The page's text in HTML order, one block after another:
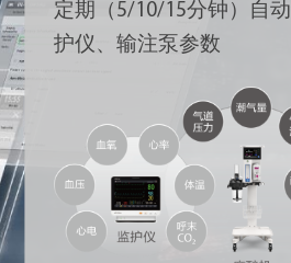
定期（5/10/15分钟）自
护仪、输注泵参数